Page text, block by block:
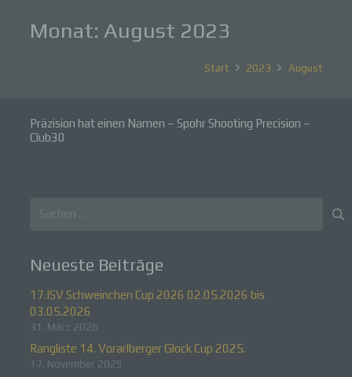
Monat: August 2023
Start 2023 August
Präzision hat einen Namen – Spohr Shooting Precision –
Club30
Suchen
Neueste Beiträge
17.ISV Schweinchen Cup 2026 02.05.2026 bis
03.05.2026
31. März 2026
Rangliste 14. Vorarlberger Glock Cup 2025.
17. November 2025